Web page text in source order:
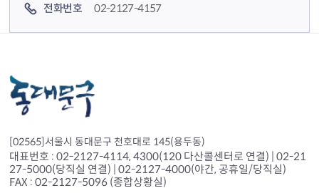
전화번호
02-2127-4157
[02565]서울시 동대문구 천호대로 145(용두동)
대표번호 : 02-2127-4114, 4300(120 다산콜센터로 연결) | 02-21
27-5000(당직실 연결) | 02-2127-4000(야간, 공휴일/당직실)
FAX : 02-2127-5096 (종합상황실)